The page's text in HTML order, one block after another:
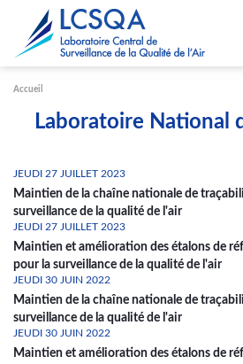
Accueil
Laboratoire National
JEUDI 27 JUILLET 2023
Maintien de la chaîne nationale de
surveillance de la qualité de l'air
JEUDI 27 JUILLET 2023
Maintien et amélioration des étalons de
pour la surveillance de la qualité de l'air
JEUDI 30 JUIN 2022
Maintien de la chaîne nationale de
surveillance de la qualité de l'air
JEUDI 30 JUIN 2022
Maintien et amélioration des étalons de
Paramétrer les cookies